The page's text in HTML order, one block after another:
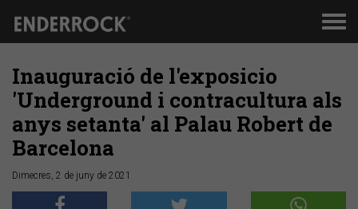
Inauguració de l'exposicio
'Underground i contracultura als
anys setanta' al Palau Robert de
Barcelona
Dimecres, 2 de juny de 2021
Anterior